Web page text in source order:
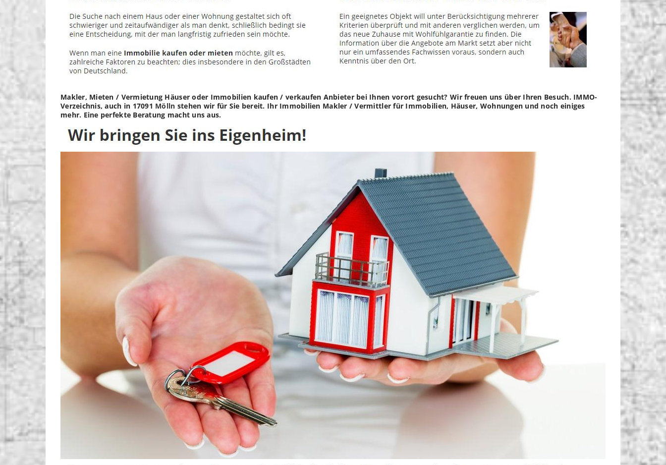
Makler, Mieten / Vermietung Häuser oder Immobilien kaufen / verkaufen Anbieter bei Ihnen vorort gesucht? Wir freuen uns über Ihren Besuch. IMMO-
Verzeichnis, auch in 17091 Mölln stehen wir für Sie bereit. Ihr Immobilien Makler / Vermittler für Immobilien, Häuser, Wohnungen und noch einiges
mehr. Eine perfekte Beratung macht uns aus.